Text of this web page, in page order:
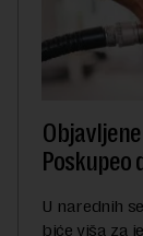
Poskupeo
U narednih
biće viša za